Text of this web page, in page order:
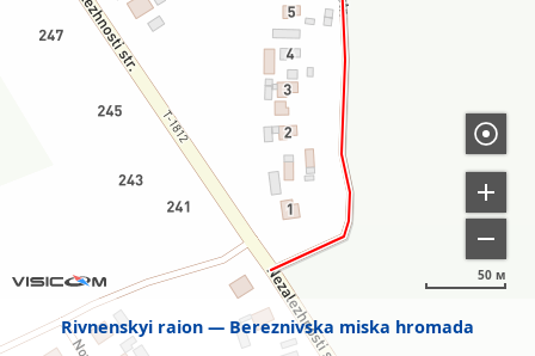
Rivnenskyi raion Bereznivska miska hromada
50 м